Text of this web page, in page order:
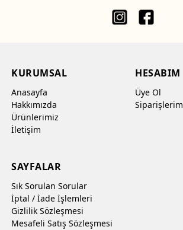
KURUMSAL
Anasayfa
Hakkımızda
Ürünlerimiz
İletişim
HESABIM
Üye Ol
Siparişlerim
SAYFALAR
Sık Sorulan Sorular
İptal / İade İşlemleri
Gizlilik Sözleşmesi
Mesafeli Satış Sözleşmesi